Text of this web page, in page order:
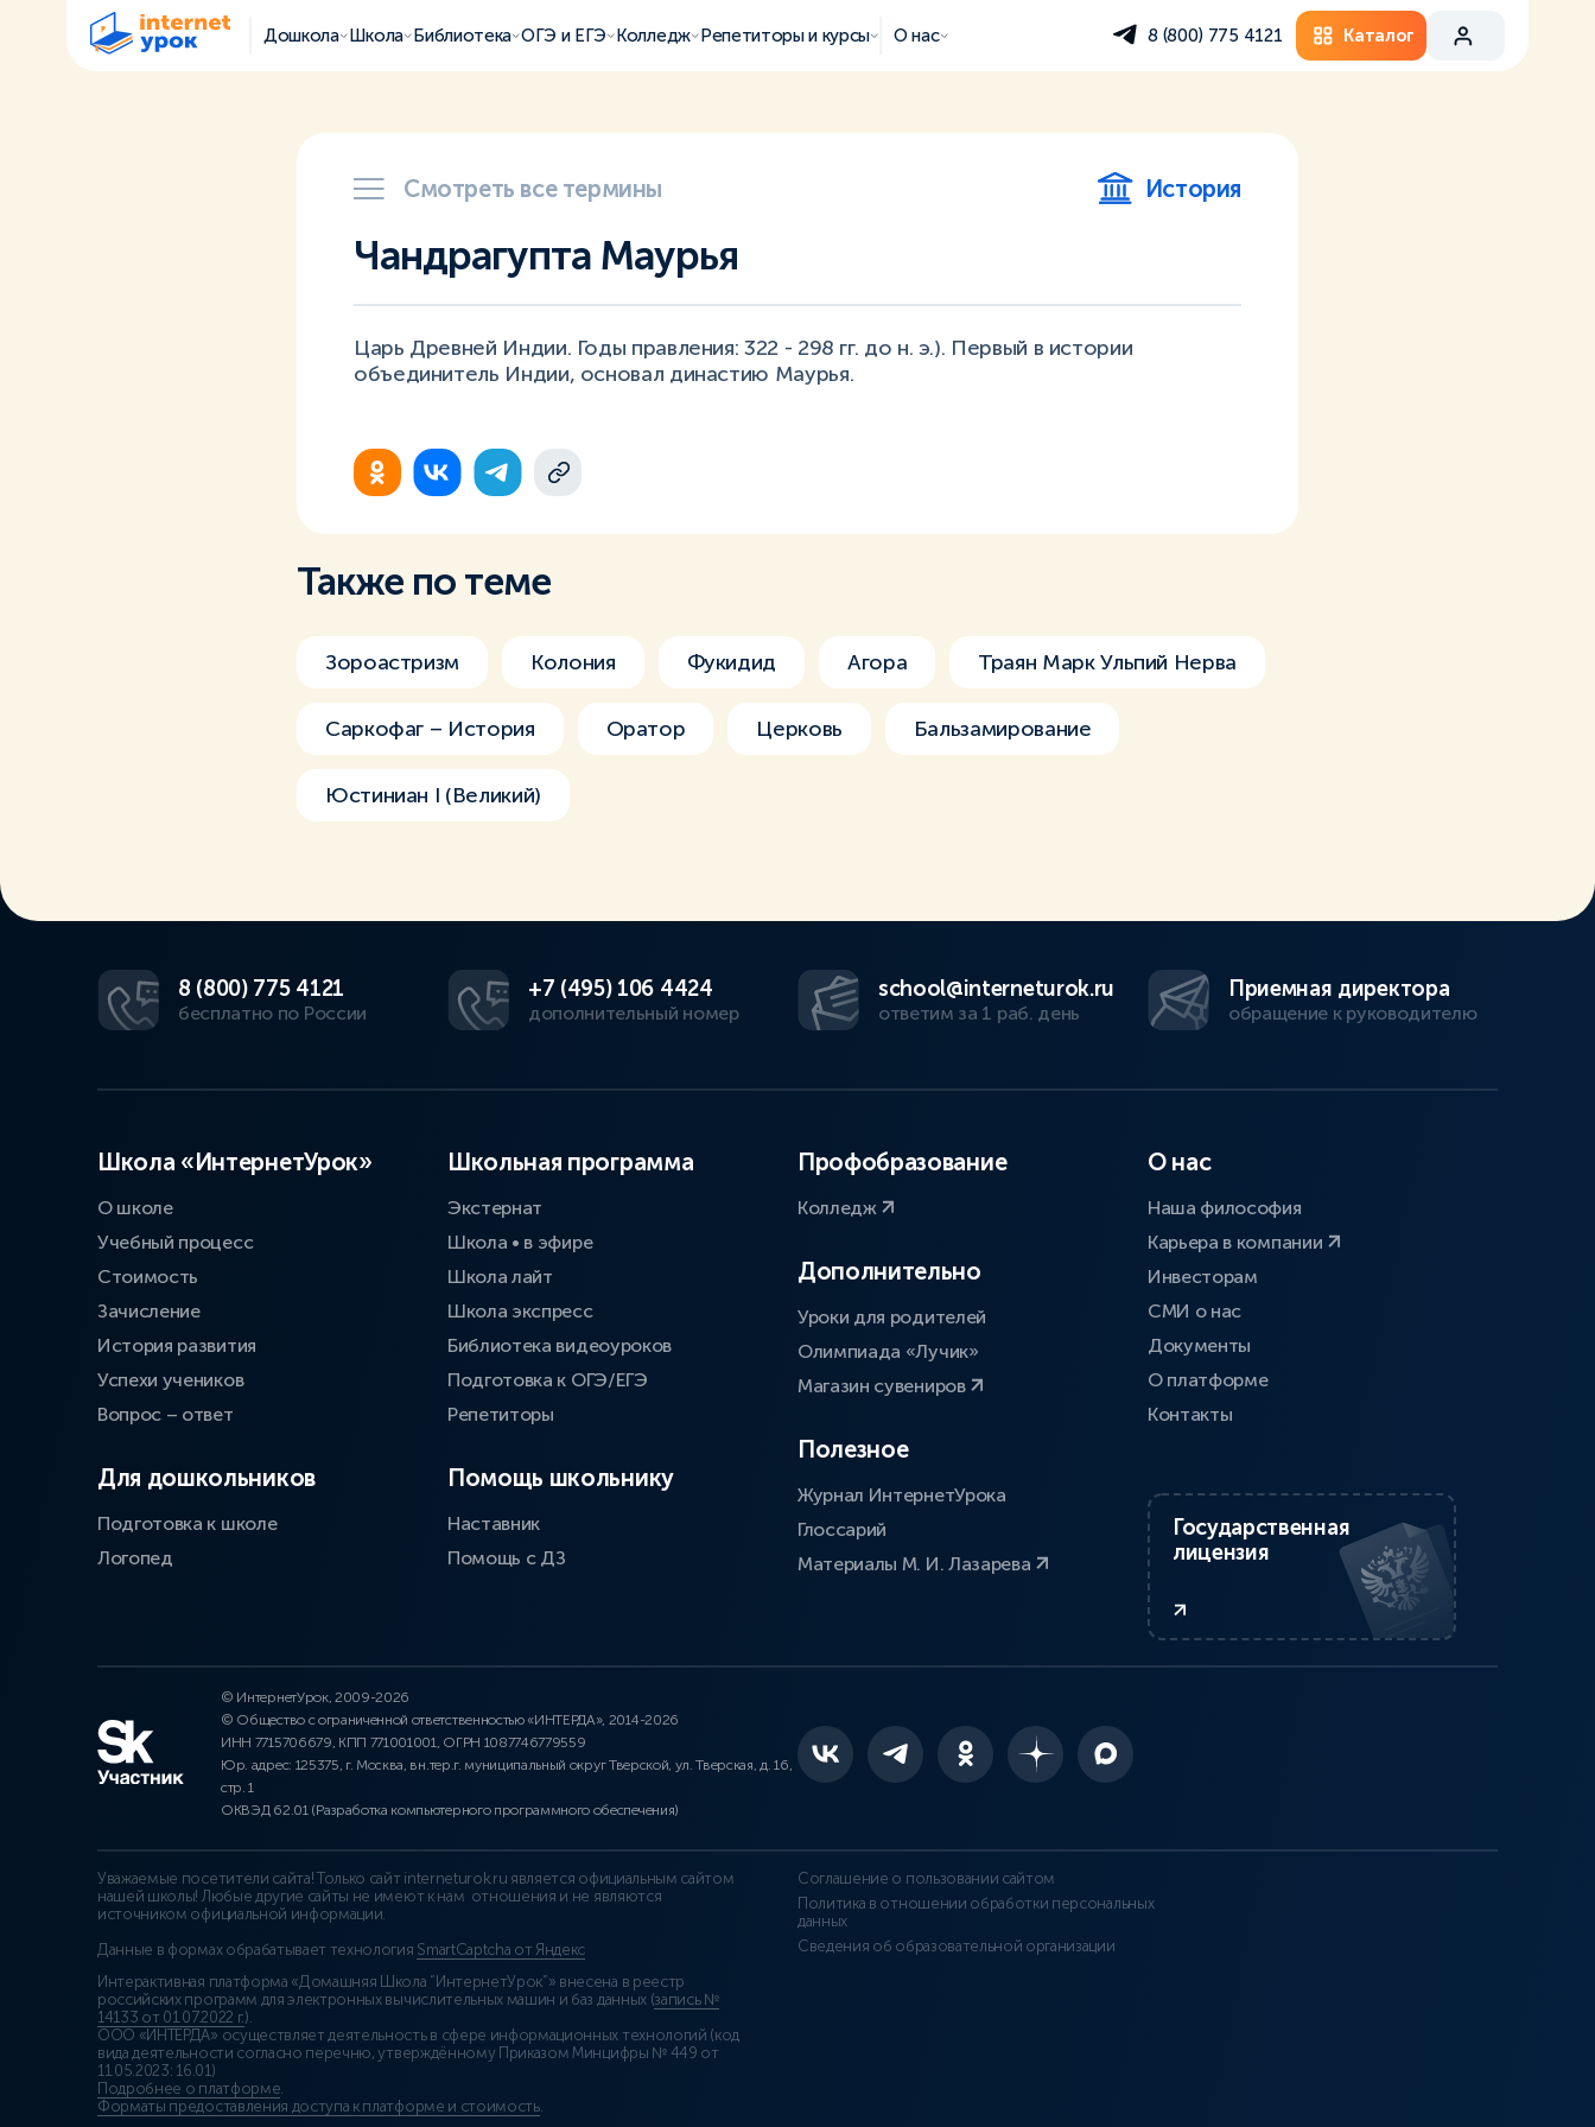
Дошкола Школа Библиотека ОГЭ и ЕГЭ Колледж Репетиторы и курсы О нас 8 (800) 775 4121 Каталог
Смотреть все термины История
Чандрагупта Маурья
Царь Древней Индии. Годы правления: 322 - 298 гг. до н. э.). Первый в истории
объединитель Индии, основал династию Маурья.
Также по теме
Зороастризм Колония Фукидид Агора Траян Марк Ульпий Нерва
Саркофаг – История Оратор Церковь Бальзамирование
Юстиниан I (Великий)
8 (800) 775 4121
бесплатно по России
+7 (495) 106 4424
дополнительный номер
school@interneturok.ru
ответим за 1 раб. день
Приемная директора
обращение к руководителю
Школа «ИнтернетУрок»
О школе
Учебный процесс
Стоимость
Зачисление
История развития
Успехи учеников
Вопрос – ответ
Для дошкольников
Подготовка к школе
Логопед
Школьная программа
Экстернат
Школа • в эфире
Школа лайт
Школа экспресс
Библиотека видеоуроков
Подготовка к ОГЭ/ЕГЭ
Репетиторы
Помощь школьнику
Наставник
Помощь с ДЗ
Профобразование
Колледж
Дополнительно
Уроки для родителей
Олимпиада «Лучик»
Магазин сувениров
Полезное
Журнал ИнтернетУрока
Глоссарий
Материалы М. И. Лазарева
О нас
Наша философия
Карьера в компании
Инвесторам
СМИ о нас
Документы
О платформе
Контакты
Государственная
лицензия
© ИнтернетУрок, 2009-2026
© Общество с ограниченной ответственностью «ИНТЕРДА», 2014-2026
ИНН 7715706679, КПП 771001001, ОГРН 1087746779559
Юр. адрес: 125375, г. Москва, вн.тер.г. муниципальный округ Тверской, ул. Тверская, д. 16,
стр. 1
ОКВЭД 62.01 (Разработка компьютерного программного обеспечения)
Уважаемые посетители сайта! Только сайт interneturok.ru является официальным сайтом
нашей школы! Любые другие сайты не имеют к нам отношения и не являются
источником официальной информации.
Данные в формах обрабатывает технология SmartCaptcha от Яндекс
Интерактивная платформа «Домашняя Школа “ИнтернетУрок”» внесена в реестр
российских программ для электронных вычислительных машин и баз данных (запись №
14133 от 01.07.2022 г.).
ООО «ИНТЕРДА» осуществляет деятельность в сфере информационных технологий (код
вида деятельности согласно перечню, утверждённому Приказом Минцифры № 449 от
11.05.2023: 16.01)
Подробнее о платформе.
Форматы предоставления доступа к платформе и стоимость.
Соглашение о пользовании сайтом
Политика в отношении обработки персональных
данных
Сведения об образовательной организации